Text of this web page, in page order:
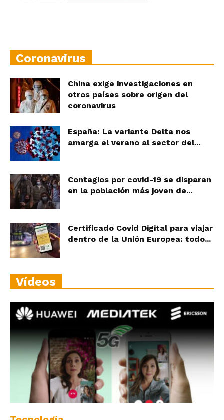
Coronavirus
China exige investigaciones en
otros países sobre origen del
coronavirus
España: La variante Delta nos
amarga el verano al sector del...
Contagios por covid-19 se disparan
en la población más joven de...
Certificado Covid Digital para viajar
dentro de la Unión Europea: todo...
Vídeos